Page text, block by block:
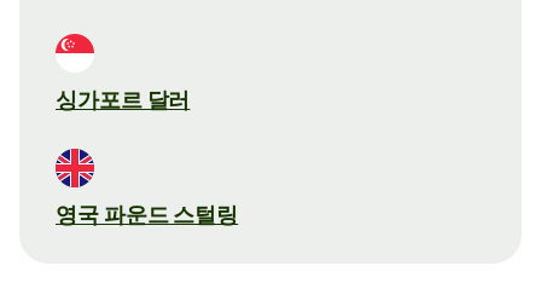
싱가포르 달러
영국 파운드 스털링